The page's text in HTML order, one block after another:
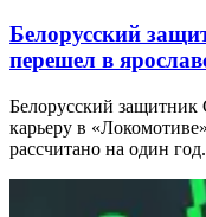
Белорусский
перешел в
Белорусский
карьеру в
рассчитано на один год.